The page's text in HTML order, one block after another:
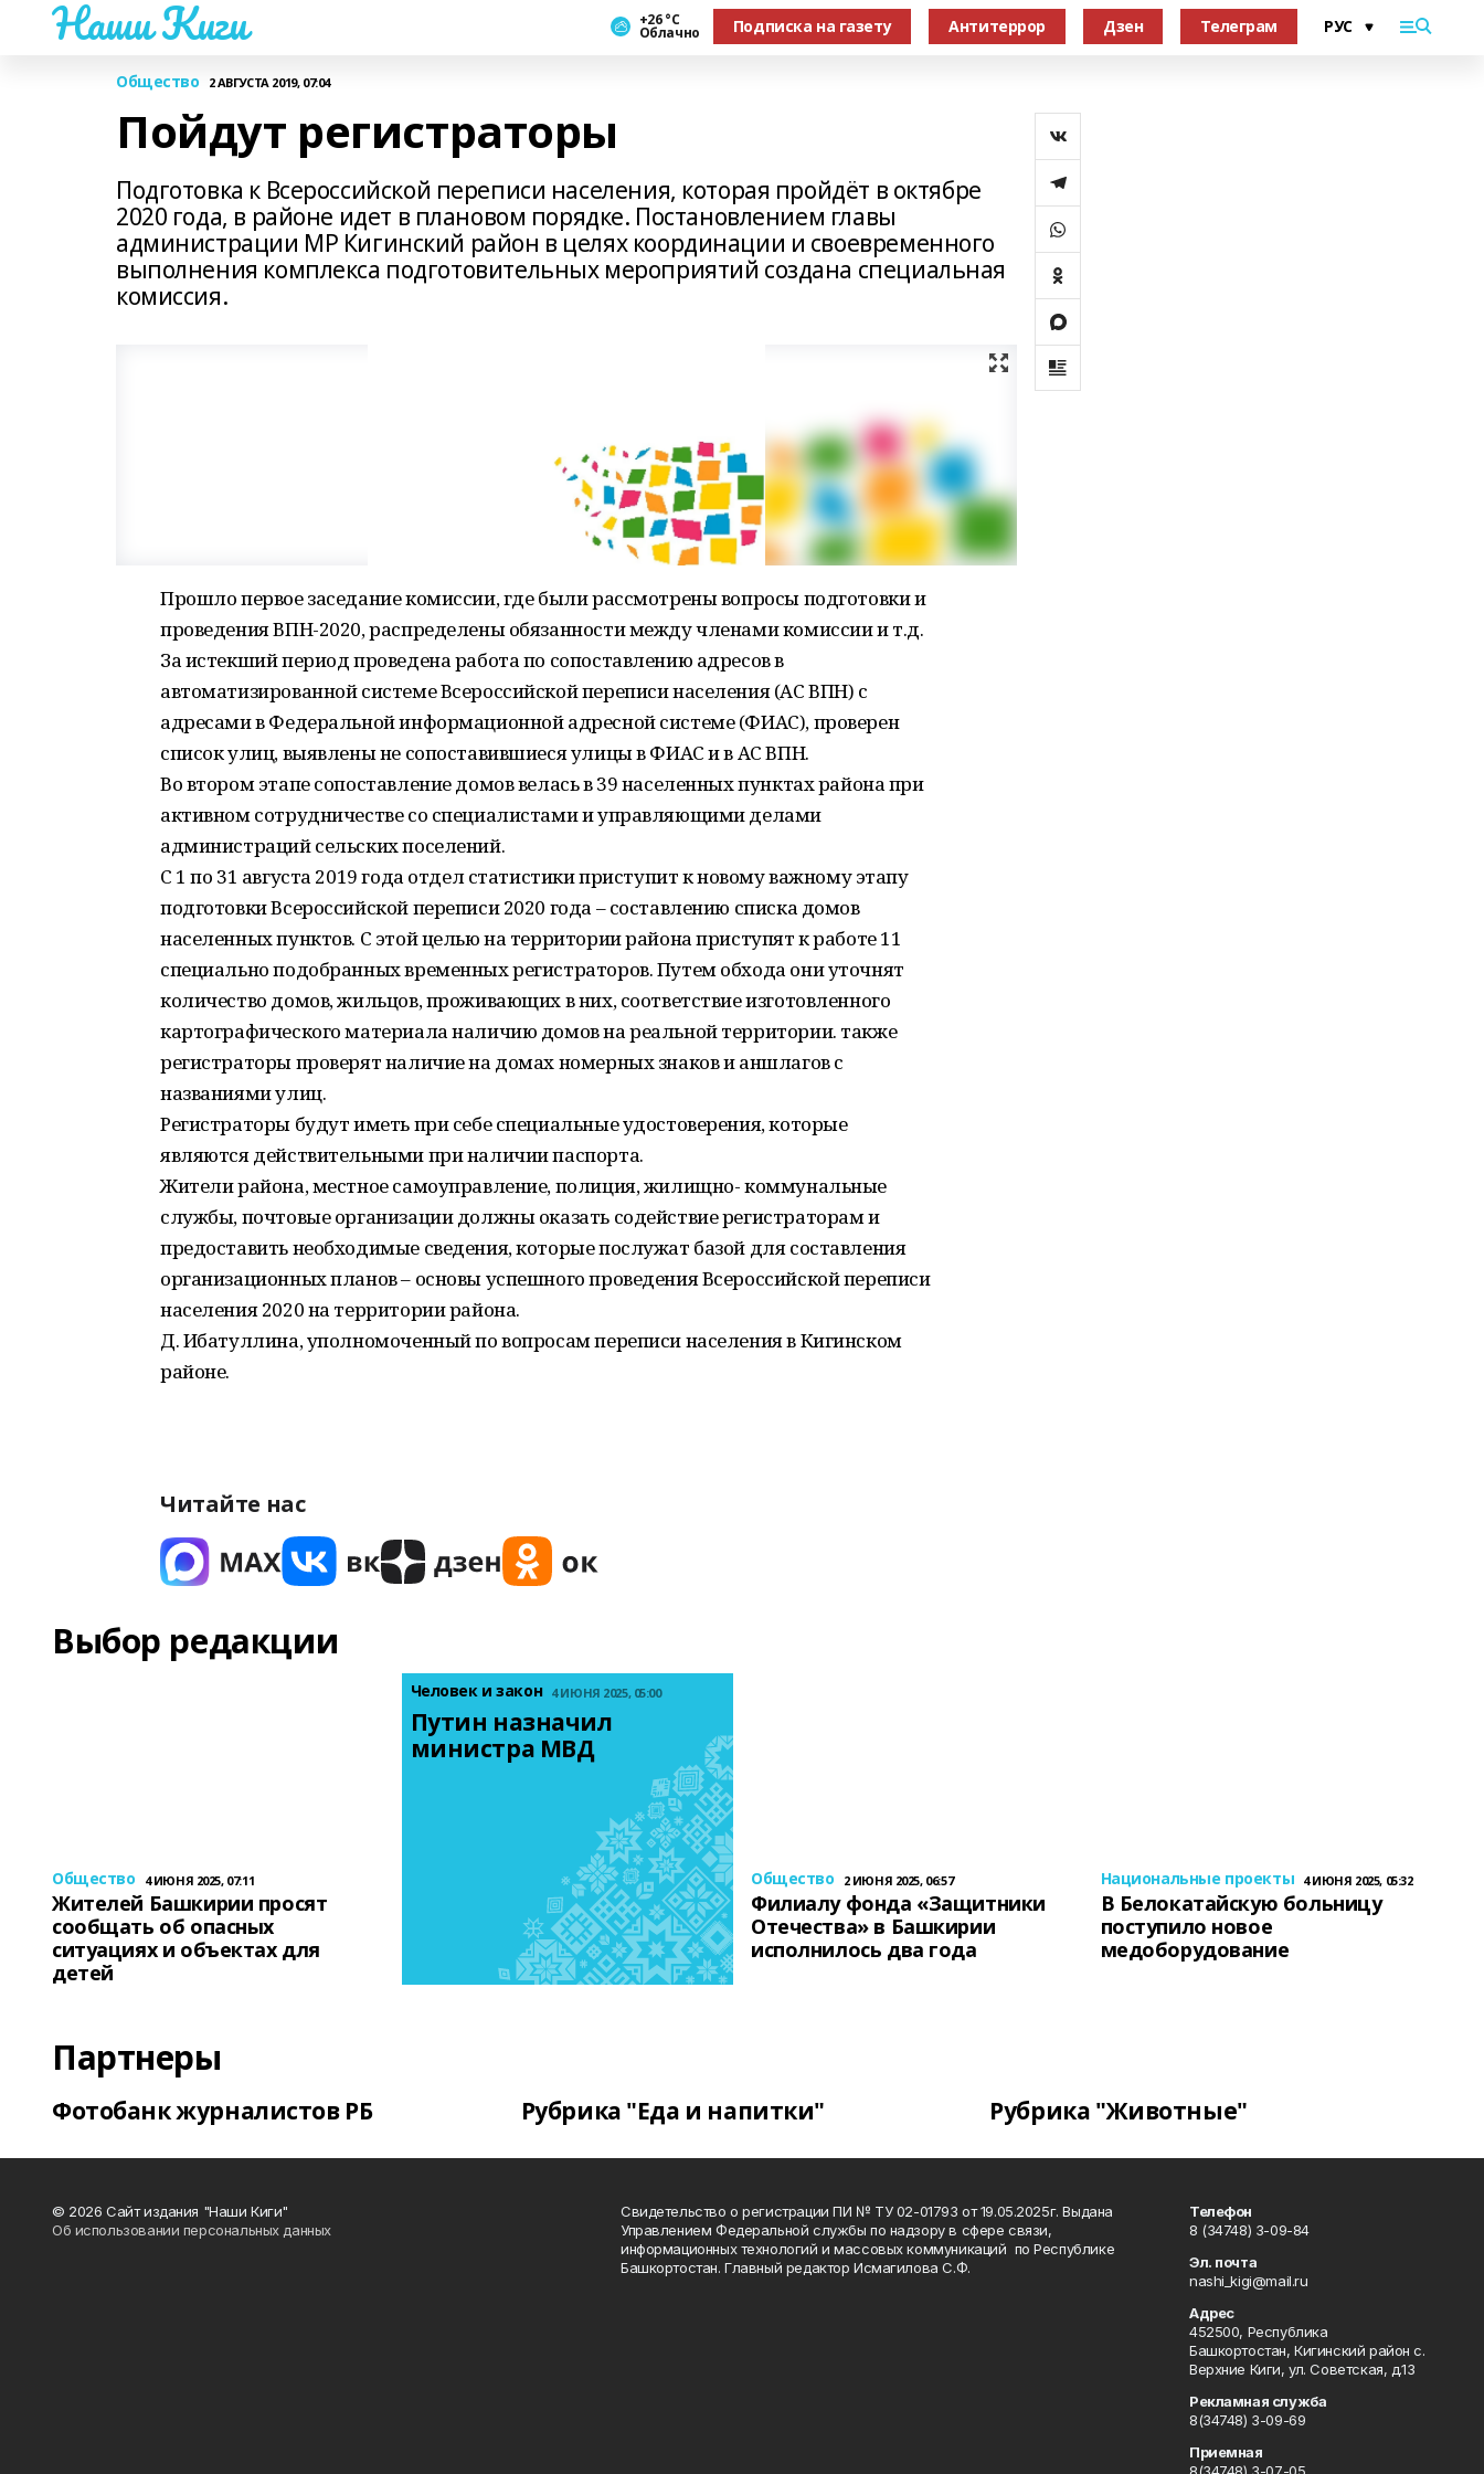
Наши Киги +26 °С
Облачно Подписка на газету Антитеррор Дзен Телеграм
Общество 2 АВГУСТА 2019, 07:04
Пойдут регистраторы
Подготовка к Всероссийской переписи населения, которая пройдёт в октябре
2020 года, в районе идет в плановом порядке. Постановлением главы
администрации МР Кигинский район в целях координации и своевременного
выполнения комплекса подготовительных мероприятий создана специальная
комиссия.
Прошло первое заседание комиссии, где были рассмотрены вопросы подготовки и
проведения ВПН-2020, распределены обязанности между членами комиссии и т.д.
За истекший период проведена работа по сопоставлению адресов в
автоматизированной системе Всероссийской переписи населения (АС ВПН) с
адресами в Федеральной информационной адресной системе (ФИАС), проверен
список улиц, выявлены не сопоставившиеся улицы в ФИАС и в АС ВПН.
Во втором этапе сопоставление домов велась в 39 населенных пунктах района при
активном сотрудничестве со специалистами и управляющими делами
администраций сельских поселений.
С 1 по 31 августа 2019 года отдел статистики приступит к новому важному этапу
подготовки Всероссийской переписи 2020 года – составлению списка домов
населенных пунктов. С этой целью на территории района приступят к работе 11
специально подобранных временных регистраторов. Путем обхода они уточнят
количество домов, жильцов, проживающих в них, соответствие изготовленного
картографического материала наличию домов на реальной территории. также
регистраторы проверят наличие на домах номерных знаков и аншлагов с
названиями улиц.
Регистраторы будут иметь при себе специальные удостоверения, которые
являются действительными при наличии паспорта.
Жители района, местное самоуправление, полиция, жилищно- коммунальные
службы, почтовые организации должны оказать содействие регистраторам и
предоставить необходимые сведения, которые послужат базой для составления
организационных планов – основы успешного проведения Всероссийской переписи
населения 2020 на территории района.
Д. Ибатуллина, уполномоченный по вопросам переписи населения в Кигинском
районе.
Читайте нас
Выбор редакции
Общество 4 ИЮНЯ 2025, 07:11
Жителей Башкирии просят
сообщать об опасных
ситуациях и объектах для
детей
Человек и закон 4 ИЮНЯ 2025, 05:00
Путин назначил
министра МВД
Общество 2 ИЮНЯ 2025, 06:57
Филиалу фонда «Защитники
Отечества» в Башкирии
исполнилось два года
Национальные проекты 4 ИЮНЯ 2025, 05:32
В Белокатайскую больницу
поступило новое
медоборудование
Партнеры
Фотобанк журналистов РБ Рубрика "Еда и напитки" Рубрика "Животные"
© 2026 Сайт издания "Наши Киги"
Об использовании персональных данных
Свидетельство о регистрации ПИ № ТУ 02-01793 от 19.05.2025г. Выдана
Управлением Федеральной службы по надзору в сфере связи,
информационных технологий и массовых коммуникаций по Республике
Башкортостан. Главный редактор Исмагилова С.Ф.
Телефон
8 (34748) 3-09-84
Эл. почта
nashi_kigi@mail.ru
Адрес
452500, Республика
Башкортостан, Кигинский район с.
Верхние Киги, ул. Советская, д.13
Рекламная служба
8(34748) 3-09-69
Приемная